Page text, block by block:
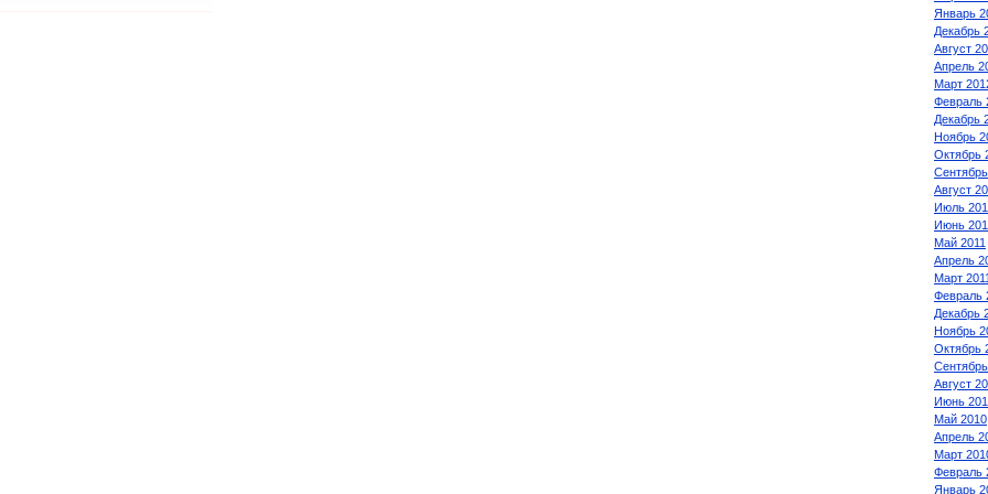
Январь
Декабрь
Август
Апрель
Март
Февраль
Декабрь
Ноябрь
Октябрь
Сентябрь
Август
Июль
Июнь
Май 2011
Апрель
Март 2011
Февраль
Декабрь
Ноябрь
Октябрь
Август
Июнь
Май 2010
Апрель
Март
Февраль
Январь